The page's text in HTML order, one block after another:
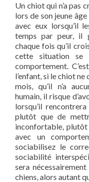
Un chiot qui n’a pas
lors de son jeune
avec eux lorsqu’il
temps par peur, il
chaque fois qu’il
cette situation se
comportement.
l’enfant, si le chiot
mois, qu’il n’a
humain, il risque
lorsqu’il
plutôt que de
inconfortable, plutôt
avec un
sociabilisez le
sociabilité
sera
chiens, alors autant